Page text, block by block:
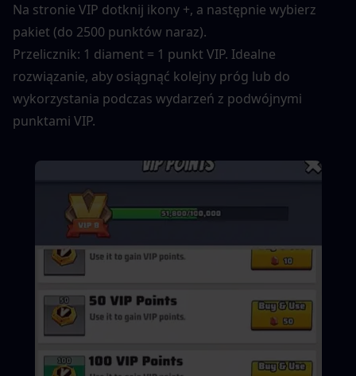
Na stronie VIP dotknij ikony +, a następnie wybierz
pakiet (do 2500 punktów naraz).
Przelicznik: 1 diament = 1 punkt VIP. Idealne
rozwiązanie, aby osiągnąć kolejny próg lub do
wykorzystania podczas wydarzeń z podwójnymi
punktami VIP.